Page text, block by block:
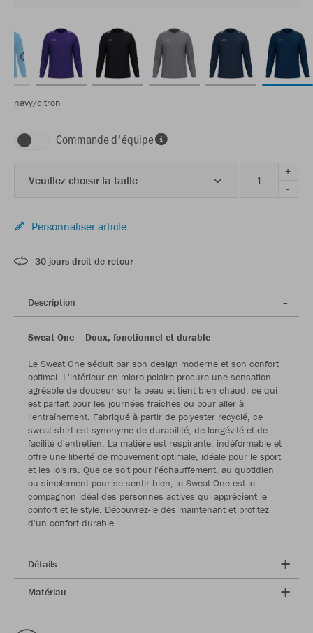
navy/citron
Commande d'équipe
Veuillez choisir la taille
+
-
Personnaliser article
30 jours droit de retour
Description
Sweat One – Doux, fonctionnel et durable
Le Sweat One séduit par son design moderne et son confort
optimal. L'intérieur en micro-polaire procure une sensation
agréable de douceur sur la peau et tient bien chaud, ce qui
est parfait pour les journées fraîches ou pour aller à
l'entraînement. Fabriqué à partir de polyester recyclé, ce
sweat-shirt est synonyme de durabilité, de longévité et de
facilité d'entretien. La matière est respirante, indéformable et
offre une liberté de mouvement optimale, idéale pour le sport
et les loisirs. Que ce soit pour l'échauffement, au quotidien
ou simplement pour se sentir bien, le Sweat One est le
compagnon idéal des personnes actives qui apprécient le
confort et le style. Découvrez-le dès maintenant et profitez
d'un confort durable.
Détails
Matériau